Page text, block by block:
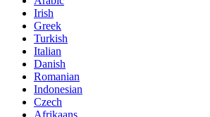
Irish
Greek
Turkish
Italian
Danish
Romanian
Indonesian
Czech
Afrikaans